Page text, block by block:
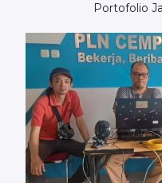
Portofolio